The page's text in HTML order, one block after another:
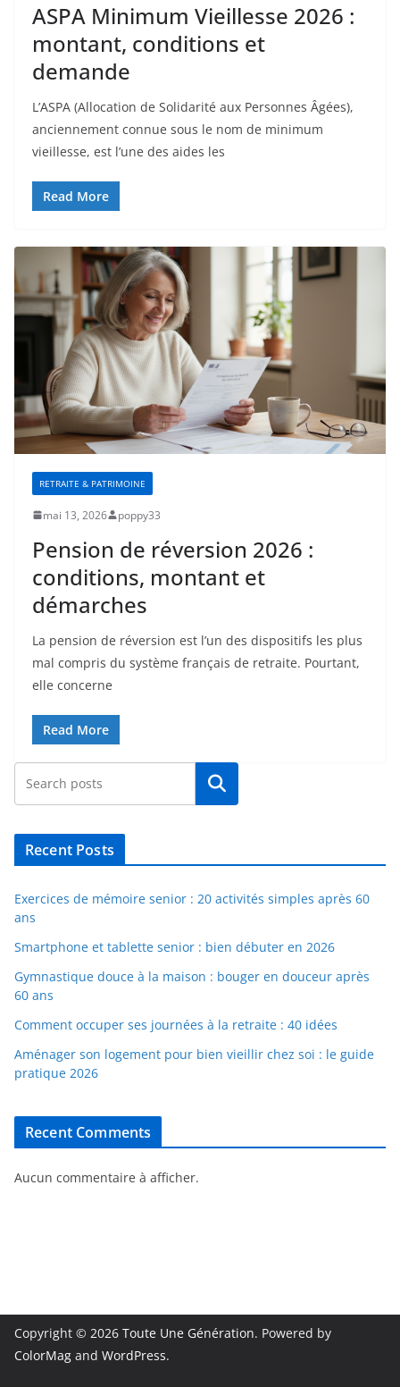
ASPA Minimum Vieillesse 2026 :
montant, conditions et
demande
L’ASPA (Allocation de Solidarité aux Personnes Âgées),
anciennement connue sous le nom de minimum
vieillesse, est l’une des aides les
Read More
RETRAITE & PATRIMOINE
mai 13, 2026 poppy33
Pension de réversion 2026 :
conditions, montant et
démarches
La pension de réversion est l’un des dispositifs les plus
mal compris du système français de retraite. Pourtant,
elle concerne
Read More
Rechercher
Recent Posts
Exercices de mémoire senior : 20 activités simples après 60
ans
Smartphone et tablette senior : bien débuter en 2026
Gymnastique douce à la maison : bouger en douceur après
60 ans
Comment occuper ses journées à la retraite : 40 idées
Aménager son logement pour bien vieillir chez soi : le guide
pratique 2026
Recent Comments
Aucun commentaire à afficher.
Copyright © 2026 Toute Une Génération. Powered by
ColorMag and WordPress.